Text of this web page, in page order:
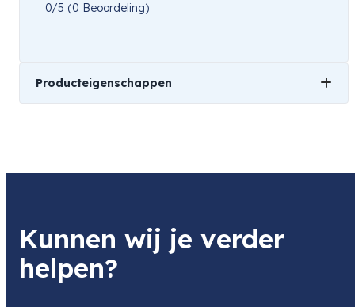
0/5 (0 Beoordeling)
Producteigenschappen
Polaroid
Instant / Polaroidcamera
Kunnen wij je verder
helpen?